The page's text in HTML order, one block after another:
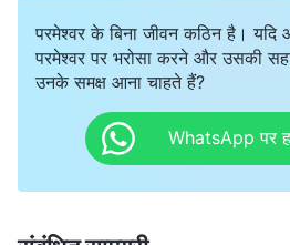
परमेश्वर के बिना जीवन कठिन है।
परमेश्वर पर भरोसा करने और उसकी
उनके समक्ष आना चाहते हैं?
WhatsApp पर